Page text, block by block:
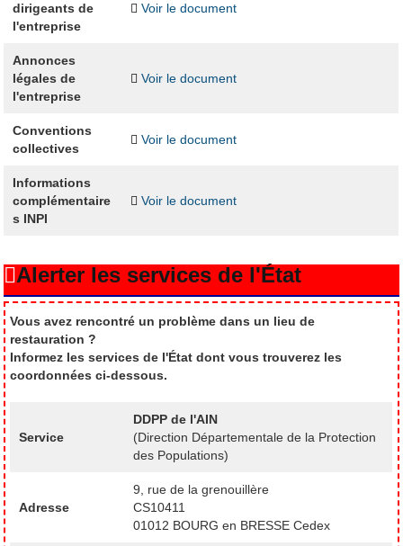
dirigeants de
l'entreprise
Voir le document
Annonces
légales de
l'entreprise
Voir le document
Conventions
collectives
Voir le document
Informations
complémentaire
s INPI
Voir le document
Alerter les services de l'État
Vous avez rencontré un problème dans un lieu de
restauration ?
Informez les services de l'État dont vous trouverez les
coordonnées ci-dessous.
Service
DDPP de l'AIN
(Direction Départementale de la Protection
des Populations)
Adresse
9, rue de la grenouillère
CS10411
01012 BOURG en BRESSE Cedex